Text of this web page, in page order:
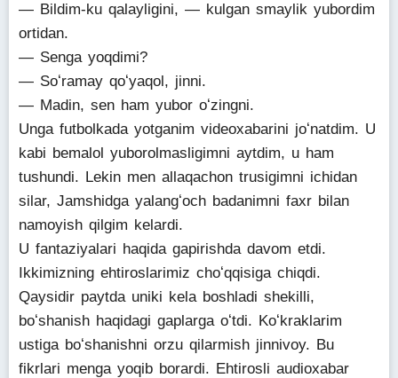
— Bildim-ku qalayligini, — kulgan smaylik yubordim
ortidan.
— Senga yoqdimi?
— Soʻramay qoʻyaqol, jinni.
— Madin, sen ham yubor oʻzingni.
Unga futbolkada yotganim videoxabarini joʻnatdim. U
kabi bemalol yuborolmasligimni aytdim, u ham
tushundi. Lekin men allaqachon trusigimni ichidan
silar, Jamshidga yalangʻoch badanimni faxr bilan
namoyish qilgim kelardi.
U fantaziyalari haqida gapirishda davom etdi.
Ikkimizning ehtiroslarimiz choʻqqisiga chiqdi.
Qaysidir paytda uniki kela boshladi shekilli,
boʻshanish haqidagi gaplarga oʻtdi. Koʻkraklarim
ustiga boʻshanishni orzu qilarmish jinnivoy. Bu
fikrlari menga yoqib borardi. Ehtirosli audioxabar